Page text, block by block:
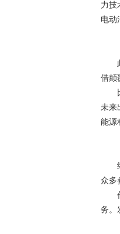
力技
电动
借颠
未来
能源
众多
务。